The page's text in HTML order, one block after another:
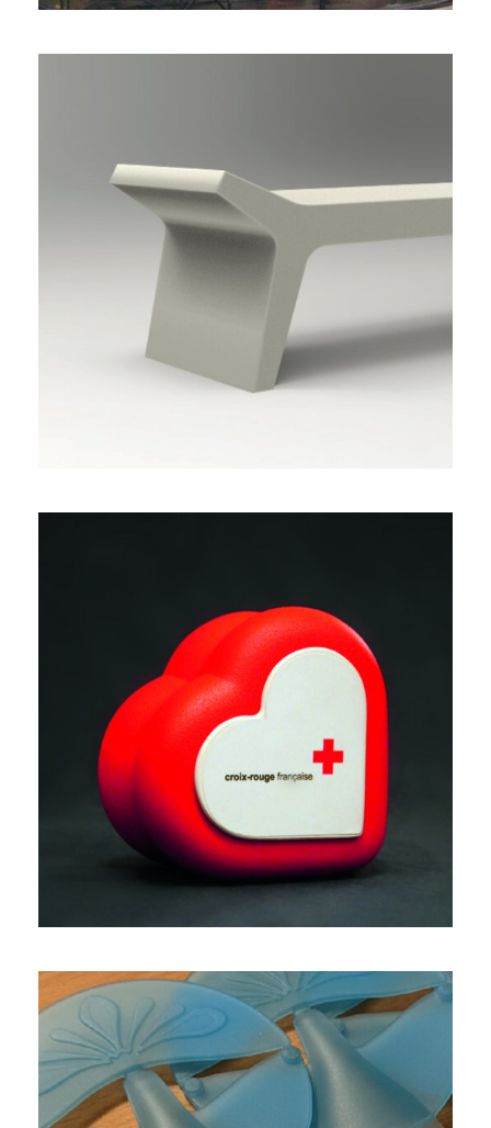
BANQUETTE BÉTON “YY”
MATÉRIEL DE FORMATION
AUX PREMIERS SECOURS